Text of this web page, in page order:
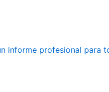
informe profesional para